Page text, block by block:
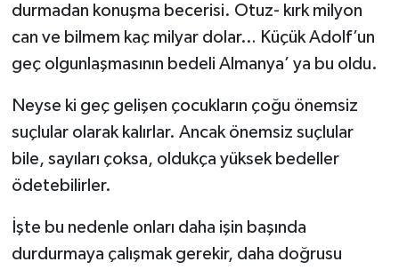
durmadan konuşma becerisi. Otuz- kırk milyon
can ve bilmem kaç milyar dolar… Küçük Adolf’un
geç olgunlaşmasının bedeli Almanya’ ya bu oldu.
Neyse ki geç gelişen çocukların çoğu önemsiz
suçlular olarak kalırlar. Ancak önemsiz suçlular
bile, sayıları çoksa, oldukça yüksek bedeller
ödetebilirler.
İşte bu nedenle onları daha işin başında
durdurmaya çalışmak gerekir, daha doğrusu